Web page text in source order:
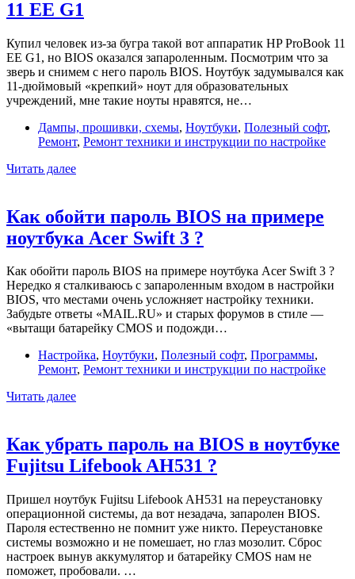
11 EE G1
Купил человек из-за бугра такой вот аппаратик HP ProBook 11
EE G1, но BIOS оказался запароленным. Посмотрим что за
зверь и снимем с него пароль BIOS. Ноутбук задумывался как
11-дюймовый «крепкий» ноут для образовательных
учреждений, мне такие ноуты нравятся, не…
Дампы, прошивки, схемы, Ноутбуки, Полезный софт,
Ремонт, Ремонт техники и инструкции по настройке
Читать далееСнимаем
на
HP
ProBook
EE
G1
Как обойти пароль BIOS на примере
ноутбука Acer Swift 3 ?
Как обойти пароль BIOS на примере ноутбука Acer Swift 3 ?
Нередко я сталкиваюсь с запароленным входом в настройки
BIOS, что местами очень усложняет настройку техники.
Забудьте ответы «MAIL.RU» и старых форумов в стиле —
«вытащи батарейку CMOS и подожди…
Настройка, Ноутбуки, Полезный софт, Программы,
Ремонт, Ремонт техники и инструкции по настройке
Читать далееКак
BIOS
на
примере
Acer
Swift
3
?
Как убрать пароль на BIOS в ноутбуке
Fujitsu Lifebook AH531 ?
Пришел ноутбук Fujitsu Lifebook AH531 на переустановку
операционной системы, да вот незадача, запаролен BIOS.
Пароля естественно не помнит уже никто. Переустановке
системы возможно и не помешает, но глаз мозолит. Сброс
настроек вынув аккумулятор и батарейку CMOS нам не
поможет, пробовали. …